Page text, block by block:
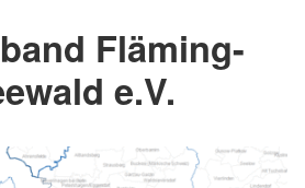
Fläming-
e.V.